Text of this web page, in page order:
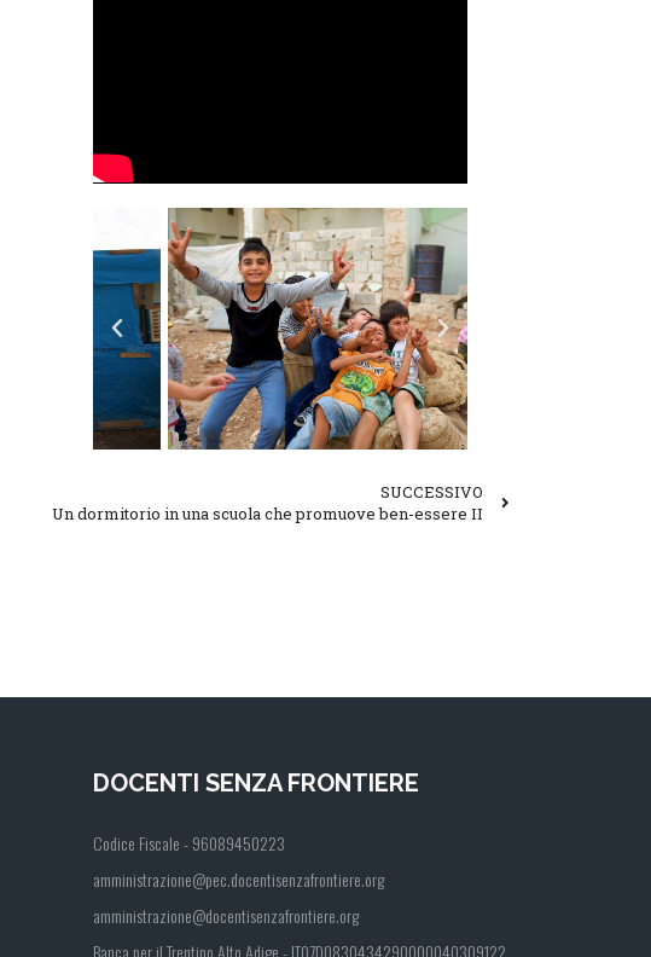
SUCCESSIVO
Un dormitorio in una scuola che promuove ben-essere II
DOCENTI SENZA FRONTIERE
Codice Fiscale - 96089450223
amministrazione@pec.docentisenzafrontiere.org
amministrazione@docentisenzafrontiere.org
Banca per il Trentino Alto Adige - IT07D0830434290000040309122